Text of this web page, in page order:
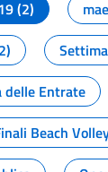
(2)
delle Entrate
Beach